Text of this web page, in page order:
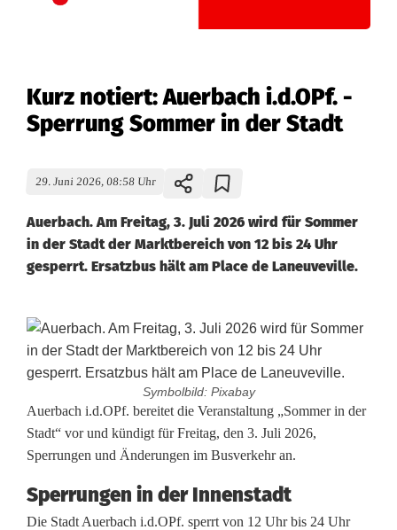
Kurz notiert: Auerbach i.d.OPf. -
Sperrung Sommer in der Stadt
29. Juni 2026, 08:58 Uhr
Auerbach. Am Freitag, 3. Juli 2026 wird für Sommer
in der Stadt der Marktbereich von 12 bis 24 Uhr
gesperrt. Ersatzbus hält am Place de Laneuveville.
Symbolbild: Pixabay
K
u
r
z
Auerbach i.d.OPf. bereitet die Veranstaltung „Sommer in der
Stadt“ vor und kündigt für Freitag, den 3. Juli 2026,
Sperrungen und Änderungen im Busverkehr an.
Sperrungen in der Innenstadt
Die Stadt Auerbach i.d.OPf. sperrt von 12 Uhr bis 24 Uhr